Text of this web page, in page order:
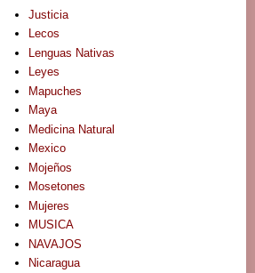
Justicia
Lecos
Lenguas Nativas
Leyes
Mapuches
Maya
Medicina Natural
Mexico
Mojeños
Mosetones
Mujeres
MUSICA
NAVAJOS
Nicaragua